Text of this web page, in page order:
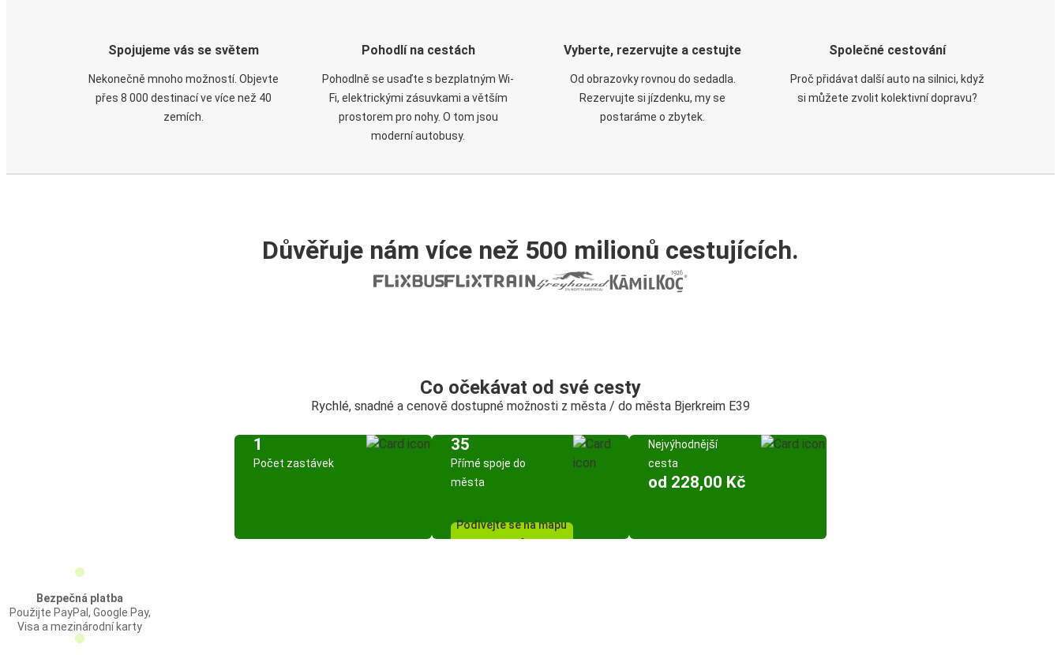
Spojujeme vás se světem
Nekonečně mnoho možností. Objevte
přes 8 000 destinací ve více než 40
zemích.
Pohodlí na cestách
Pohodlně se usaďte s bezplatným Wi-
Fi, elektrickými zásuvkami a větším
prostorem pro nohy. O tom jsou
moderní autobusy.
Vyberte, rezervujte a cestujte
Od obrazovky rovnou do sedadla.
Rezervujte si jízdenku, my se
postaráme o zbytek.
Společné cestování
Proč přidávat další auto na silnici, když
si můžete zvolit kolektivní dopravu?
Důvěřuje nám více než 500 milionů cestujících.
Co očekávat od své cesty
Rychlé, snadné a cenově dostupné možnosti z města / do města Bjerkreim E39
1
Počet zastávek
35
Přímé spoje do
města
Podívejte se na mapu
Nejvýhodnější
cesta
od 228,00 Kč
Bezpečná platba
Použijte PayPal, Google Pay,
Visa a mezinárodní karty